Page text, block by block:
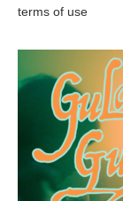
terms of use